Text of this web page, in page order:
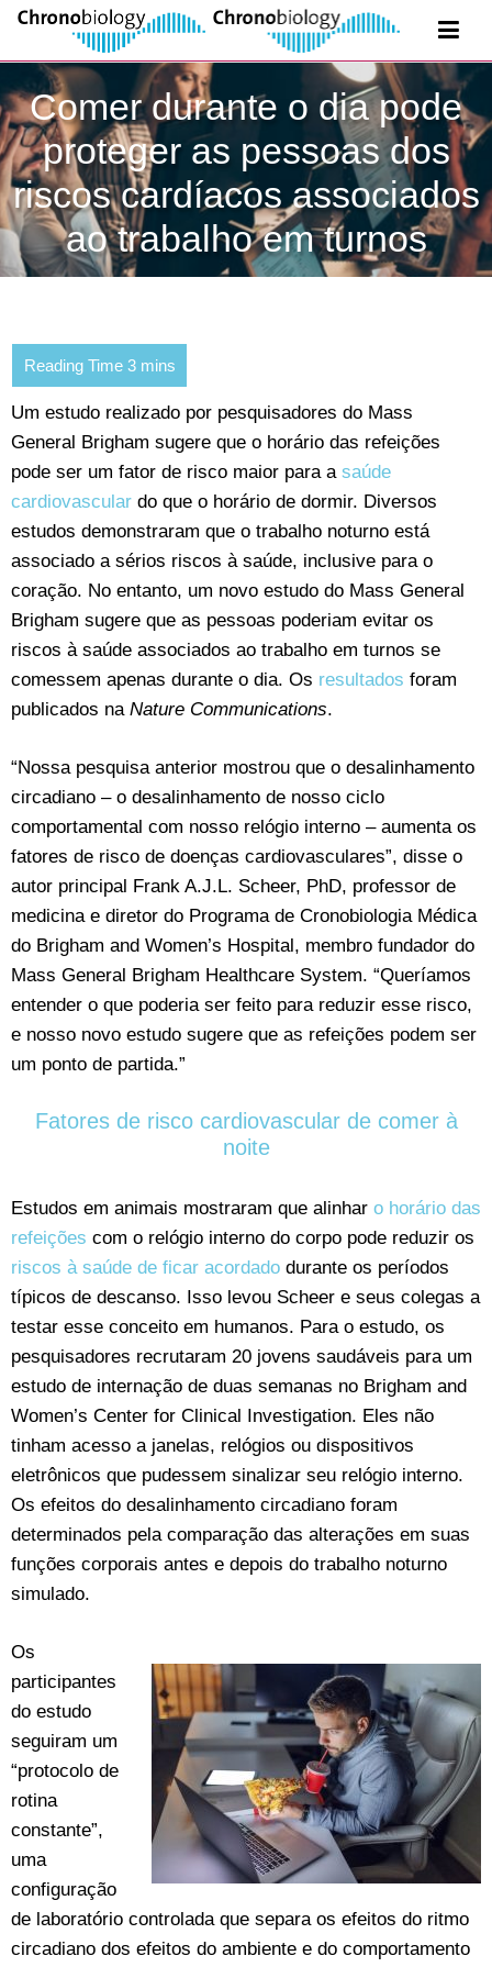
Comer durante o dia pode
proteger as pessoas dos
riscos cardíacos associados
ao trabalho em turnos
Um estudo realizado por pesquisadores do Mass
General Brigham sugere que o horário das refeições
pode ser um fator de risco maior para a saúde
cardiovascular do que o horário de dormir. Diversos
estudos demonstraram que o trabalho noturno está
associado a sérios riscos à saúde, inclusive para o
coração. No entanto, um novo estudo do Mass General
Brigham sugere que as pessoas poderiam evitar os
riscos à saúde associados ao trabalho em turnos se
comessem apenas durante o dia. Os resultados foram
publicados na Nature Communications.
“Nossa pesquisa anterior mostrou que o desalinhamento
circadiano – o desalinhamento de nosso ciclo
comportamental com nosso relógio interno – aumenta os
fatores de risco de doenças cardiovasculares”, disse o
autor principal Frank A.J.L. Scheer, PhD, professor de
medicina e diretor do Programa de Cronobiologia Médica
do Brigham and Women’s Hospital, membro fundador do
Mass General Brigham Healthcare System. “Queríamos
entender o que poderia ser feito para reduzir esse risco,
e nosso novo estudo sugere que as refeições podem ser
um ponto de partida.”
Fatores de risco cardiovascular de comer à
noite
Estudos em animais mostraram que alinhar o horário das
refeições com o relógio interno do corpo pode reduzir os
riscos à saúde de ficar acordado durante os períodos
típicos de descanso. Isso levou Scheer e seus colegas a
testar esse conceito em humanos. Para o estudo, os
pesquisadores recrutaram 20 jovens saudáveis para um
estudo de internação de duas semanas no Brigham and
Women’s Center for Clinical Investigation. Eles não
tinham acesso a janelas, relógios ou dispositivos
eletrônicos que pudessem sinalizar seu relógio interno.
Os efeitos do desalinhamento circadiano foram
determinados pela comparação das alterações em suas
funções corporais antes e depois do trabalho noturno
simulado.
Os
participantes
do estudo
seguiram um
“protocolo de
rotina
constante”,
uma
configuração
de laboratório controlada que separa os efeitos do ritmo
circadiano dos efeitos do ambiente e do comportamento